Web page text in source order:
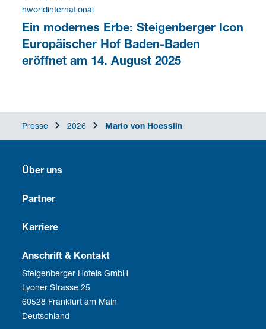
hworldinternational
Ein modernes Erbe: Steigenberger Icon
Europäischer Hof Baden-Baden
eröffnet am 14. August 2025
Presse 2026 Mario von Hoesslin
Über uns
Tradition
Kultur
Unternehmensführung
Compliance
Partner
Franchise
Business Travel
Development
Karriere
Stellenangebote
Vorteile für Mitarbeitende
Wir als Arbeitgeber
Anschrift & Kontakt
Steigenberger Hotels GmbH
Lyoner Strasse 25
60528 Frankfurt am Main
Deutschland